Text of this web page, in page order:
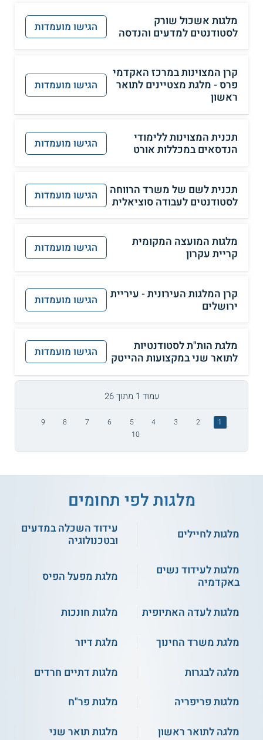
מלגות אשכול שורק
לסטודנטים למדעים והנדסה
הגישו מועמדות
קרן המצוינות במרכז האקדמי
פרס - מלגת מצטיינים לתואר
ראשון
הגישו מועמדות
תכנית המצוינות ללימודי
הנדסאים במכללות אורט
הגישו מועמדות
תכנית לשם של משרד הרווחה
לסטודנטים לעבודה סוציאלית
הגישו מועמדות
מלגות המועצה המקומית
קריית עקרון
הגישו מועמדות
קרן המלגות העירונית - עיריית
ירושלים
הגישו מועמדות
מלגת הות"ת לסטודנטיות
לתואר שני במקצועות ההייטק
הגישו מועמדות
עמוד 1 מתוך 26
1
2
3
4
5
6
7
8
9
10
מלגות לפי תחומים
מלגות לחיילים
עידוד השכלה במדעים
ובטכנולוגיה
מלגות לעידוד נשים
באקדמיה
מלגת מפעל הפיס
מלגות לעדה האתיופית
מלגות חונכות
מלגת משרד החינוך
מלגת דיור
מלגה לבגרות
מלגות דתיים חרדים
מלגות פריפריה
מלגות פר"ח
מלגה לתואר ראשון
מלגות תואר שני